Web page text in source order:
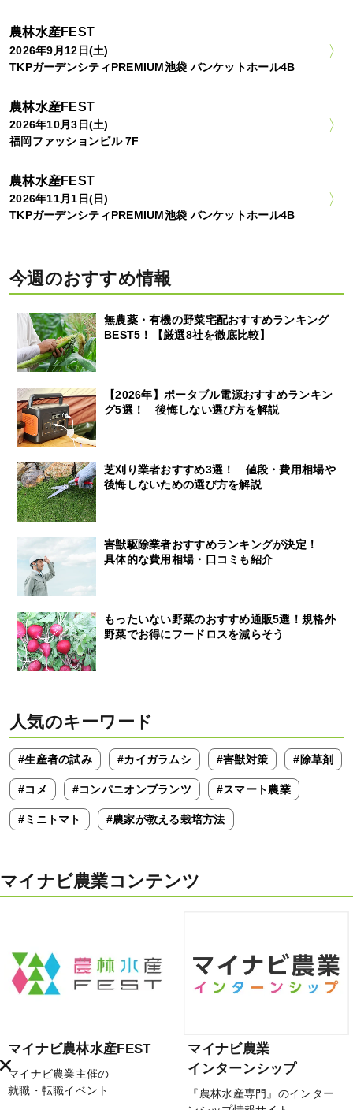
農林水産FEST
2026年9月12日(土)
TKPガーデンシティPREMIUM池袋 バンケットホール4B
農林水産FEST
2026年10月3日(土)
福岡ファッションビル 7F
農林水産FEST
2026年11月1日(日)
TKPガーデンシティPREMIUM池袋 バンケットホール4B
今週のおすすめ情報
無農薬・有機の野菜宅配おすすめランキング
BEST5！【厳選8社を徹底比較】
【2026年】ポータブル電源おすすめランキン
グ5選！ 後悔しない選び方を解説
芝刈り業者おすすめ3選！ 値段・費用相場や
後悔しないための選び方を解説
害獣駆除業者おすすめランキングが決定！
具体的な費用相場・口コミも紹介
もったいない野菜のおすすめ通販5選！規格外
野菜でお得にフードロスを減らそう
人気のキーワード
#生産者の試み #カイガラムシ #害獣対策 #除草剤
#コメ #コンパニオンプランツ #スマート農業
#ミニトマト #農家が教える栽培方法
マイナビ農業コンテンツ
マイナビ農林水産FEST
マイナビ農業主催の
就職・転職イベント
マイナビ農業
インターンシップ
『農林水産専門』のインター